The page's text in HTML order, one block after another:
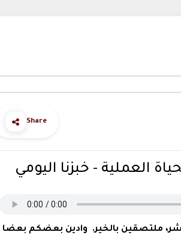
Share
العملية - خبزنا اليومي
الشر، ملتصقين بالخير. وادين بعضكم بعضا